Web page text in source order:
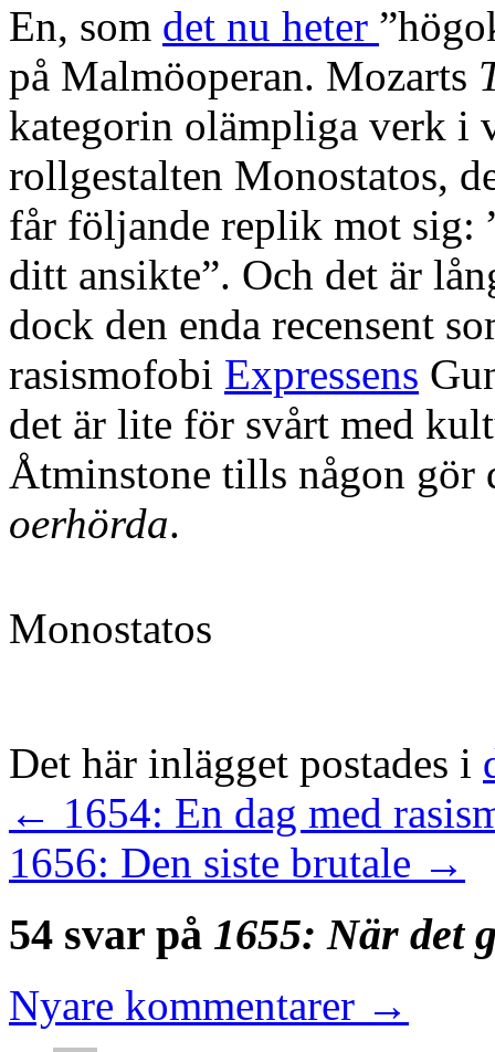
En, som det nu heter
på Malmöoperan. Mozarts
kategorin olämpliga verk i
rollgestalten Monostatos,
får följande replik mot sig:
ditt ansikte”. Och det är
dock den enda recensent
rasismofobi Expressens
det är lite för svårt med
Åtminstone tills någon gör
oerhörda.
Monostatos
Det här inlägget postades i
← 1654: En dag med
1656: Den siste brutale →
54 svar på 1655: När det
Nyare kommentarer →